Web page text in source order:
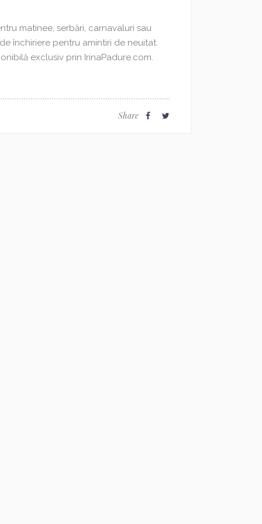
matinee, serbări, carnavaluri sau
închiriere pentru amintiri de neuitat.
exclusiv prin IrinaPadure.com.
Share